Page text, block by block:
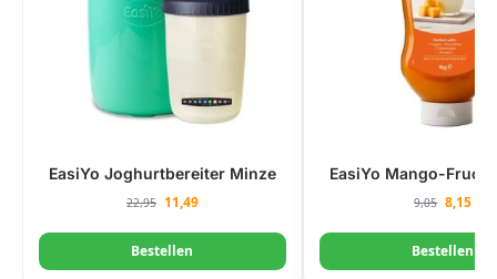
EasiYo Joghurtbereiter Minze
22,95 11,49
Bestellen
EasiYo Mango-
9,05 8,15
Bestellen